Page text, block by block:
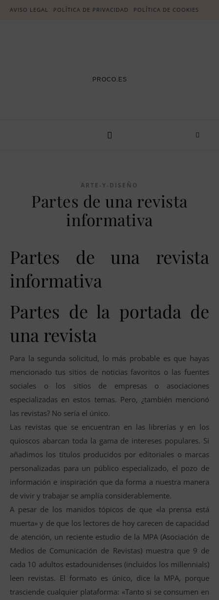
AVISO LEGAL POLÍTICA DE PRIVACIDAD POLÍTICA DE COOKIES
PROCO.ES
ARTE-Y-DISEÑO
Partes de una revista
informativa
Partes de una revista
informativa
Partes de la portada de
una revista
Para la segunda solicitud, lo más probable es que hayas
mencionado tus sitios de noticias favoritos o las fuentes
sociales o los sitios de empresas o asociaciones
especializadas en estos temas. Pero, ¿también mencionó
las revistas? No sería el único.
Las revistas que se encuentran en las librerías y en los
quioscos abarcan toda la gama de intereses populares. Si
añadimos los títulos producidos por editoriales o marcas
personalizadas para un público especializado, el pozo de
información e inspiración que da forma a nuestra manera
de vivir y trabajar se amplía considerablemente.
A pesar de los manidos tópicos de que «la prensa está
muerta» y de que los lectores de hoy carecen de capacidad
de atención, un reciente estudio de la MPA (Asociación de
Medios de Comunicación de Revistas) muestra que 9 de
cada 10 adultos estadounidenses (incluidos los millennials)
leen revistas. El formato es único, dice la MPA, porque
trasciende cualquier plataforma: «Tanto si se consumen en